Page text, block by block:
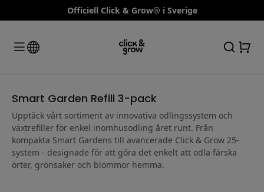
Officiell Click & Grow® i Sverige
Smart Garden Refill 3-pack
Upptäck vårt sortiment av innovativa odlingssystem och
växtrefiller för enkel inomhusodling året runt. Från
kompakta Smart Gardens till avancerade Click & Grow 25-
system - designade för att göra det enkelt att odla färska
örter, grönsaker och blommor hemma.